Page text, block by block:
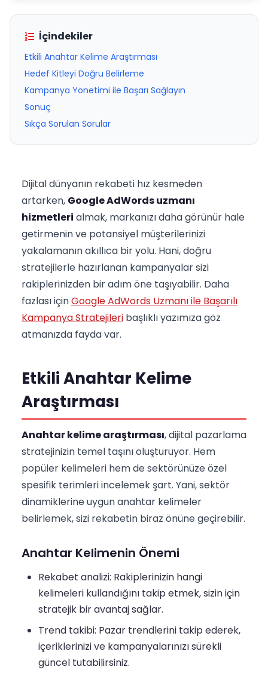
İçindekiler
Etkili Anahtar Kelime Araştırması
Hedef Kitleyi Doğru Belirleme
Kampanya Yönetimi ile Başarı Sağlayın
Sonuç
Sıkça Sorulan Sorular
Dijital dünyanın rekabeti hız kesmeden
artarken, Google AdWords uzmanı
hizmetleri almak, markanızı daha görünür hale
getirmenin ve potansiyel müşterilerinizi
yakalamanın akıllıca bir yolu. Hani, doğru
stratejilerle hazırlanan kampanyalar sizi
rakiplerinizden bir adım öne taşıyabilir. Daha
fazlası içinGoogle AdWords Uzmanı ile Başarılı
Kampanya Stratejileri başlıklı yazımıza göz
atmanızda fayda var.
Etkili Anahtar Kelime
Araştırması
Anahtar kelime araştırması, dijital pazarlama
stratejinizin temel taşını oluşturuyor. Hem
popüler kelimeleri hem de sektörünüze özel
spesifik terimleri incelemek şart. Yani, sektör
dinamiklerine uygun anahtar kelimeler
belirlemek, sizi rekabetin biraz önüne geçirebilir.
Anahtar Kelimenin Önemi
Rekabet analizi: Rakiplerinizin hangi
kelimeleri kullandığını takip etmek, sizin için
stratejik bir avantaj sağlar.
Trend takibi: Pazar trendlerini takip ederek,
içeriklerinizi ve kampanyalarınızı sürekli
güncel tutabilirsiniz.